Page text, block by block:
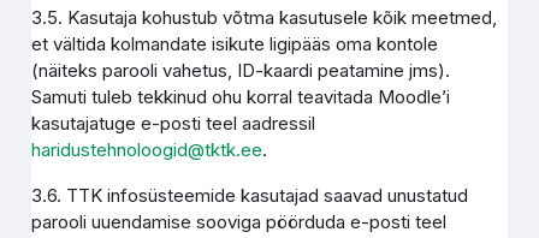
3.5. Kasutaja kohustub võtma kasutusele kõik meetmed,
et vältida kolmandate isikute ligipääs oma kontole
(näiteks parooli vahetus, ID-kaardi peatamine jms).
Samuti tuleb tekkinud ohu korral teavitada Moodle’i
kasutajatuge e-posti teel aadressil
haridustehnoloogid@tktk.ee.
3.6. TTK infosüsteemide kasutajad saavad unustatud
parooli uuendamise sooviga pöörduda e-posti teel